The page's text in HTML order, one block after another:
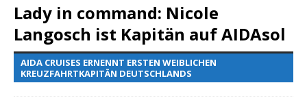
Lady in command: Nicole
Langosch ist Kapitän auf AIDAsol
AIDA CRUISES ERNENNT ERSTEN WEIBLICHEN
KREUZFAHRTKAPITÄN DEUTSCHLANDS